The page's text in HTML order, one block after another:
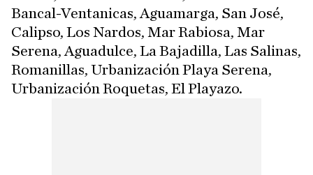
Bancal-Ventanicas, Aguamarga, San José,
Calipso, Los Nardos, Mar Rabiosa, Mar
Serena, Aguadulce, La Bajadilla, Las Salinas,
Romanillas, Urbanización Playa Serena,
Urbanización Roquetas, El Playazo.